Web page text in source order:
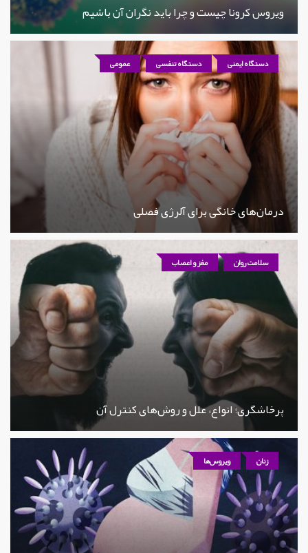
ویروس کرونا چیست و چرا باید نگران آن باشیم
دستگاه ایمنی دستگاه تنفسی عمومی
درمان‌های خانگی برای آلرژی فصلی
سلامت روان مغز و اعصاب
پرخاشگری؛ انواع، علل و روش‌های کنترل آن
زنان ویروس‌ها